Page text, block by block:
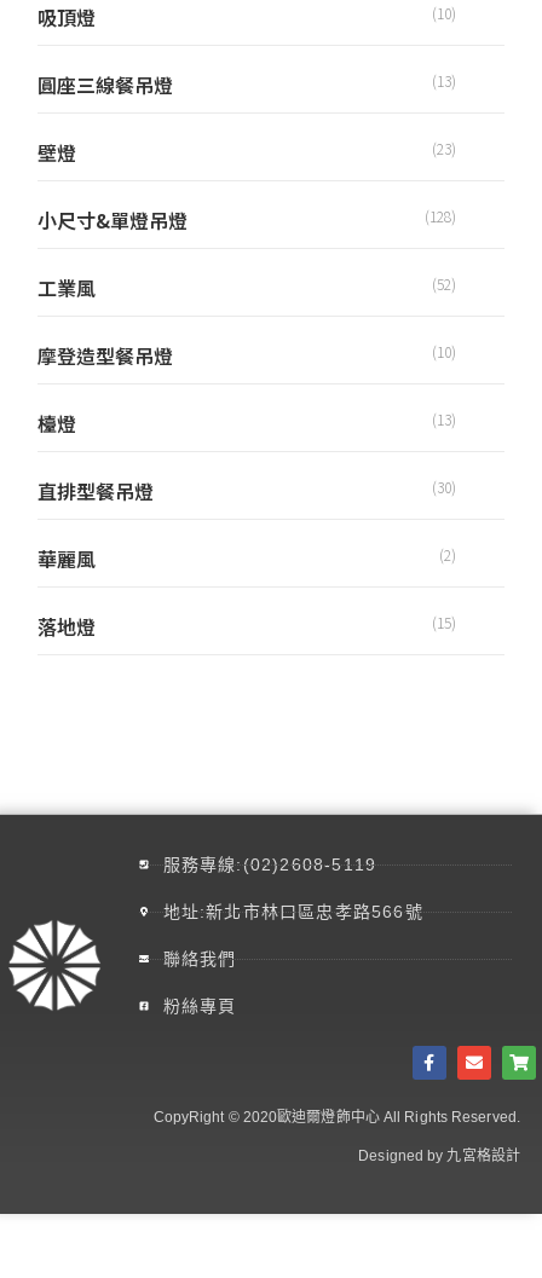
吸頂燈 (10)
圓座三線餐吊燈 (13)
壁燈 (23)
小尺寸&單燈吊燈 (128)
工業風 (52)
摩登造型餐吊燈 (10)
檯燈 (13)
直排型餐吊燈 (30)
華麗風 (2)
落地燈 (15)
服務專線:(02)2608-5119
地址:新北市林口區忠孝路566號
聯絡我們
粉絲專頁
CopyRight © 2020歐迪爾燈飾中心 All Rights Reserved.
Designed by 九宮格設計